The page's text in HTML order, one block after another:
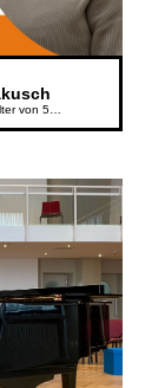
Das beliebte Mitsingformat für Kinder im Alter von 5 bis 6 Jahren geht weiter